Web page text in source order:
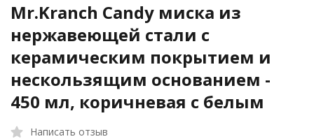
Mr.Kranch Candy миска из
нержавеющей стали с
керамическим покрытием и
нескользящим основанием -
450 мл, коричневая с белым
Написать отзыв